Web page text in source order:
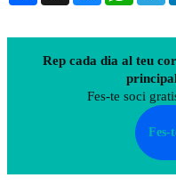
Rep cada dia al teu
Fes-te soci
Fes-